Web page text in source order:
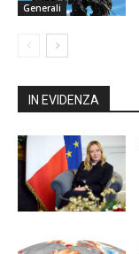
Generali
IN EVIDENZA